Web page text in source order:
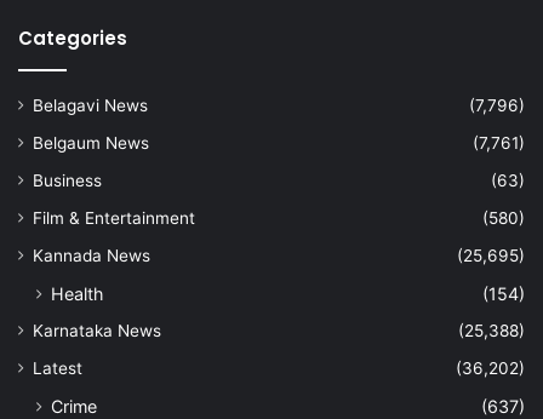
Categories
Belagavi News
(7,796)
Belgaum News
(7,761)
Business
(63)
Film & Entertainment
(580)
Kannada News
(25,695)
Health (154)
Karnataka News
(25,388)
Latest
(36,202)
Crime
(637)